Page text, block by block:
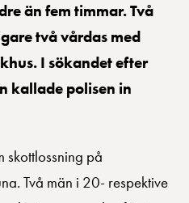
än fem timmar.Två
två vårdas med
I sökandet efter
kallade polisen in
skottlossning på
Två män i 20- respektive